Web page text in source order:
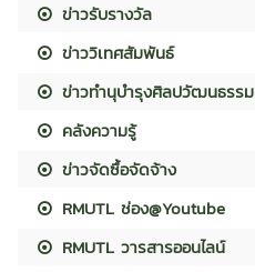
ข่าวรับรางวัล
ข่าววิเทศสัมพันธ์
ข่าวทำนุบำรุงศิลปวัฒนธรรม
คลังความรู้
ข่าวจัดซื้อจัดจ้าง
RMUTL ช่อง@Youtube
RMUTL วารสารออนไลน์